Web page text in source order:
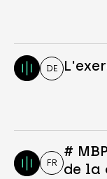
DE
FR
#
de la